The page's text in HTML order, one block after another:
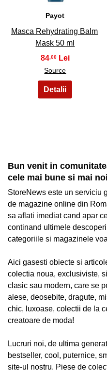
Payot
Masca Rehydrating Balm
Mask 50 ml
84,00
Source
Bun venit in
cele mai bune si mai
StoreNews este un serviciu
de magazine online din
sa aflati imediat cand apar
continand ultimele
categoriile si magazinele
Aici gasesti obiecte si
colectia noua, exclusiviste,
clasic sau modern, care se
alese, deosebite, dragute,
chic, luxoase, colectii de la
creatoare de moda!
Lucruri noi, de ultima
bestseller, cool, puternice,
site-ul nostru. Piese de